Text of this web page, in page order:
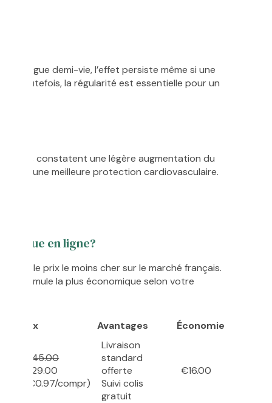
à longue demi-vie, l’effet persiste même si une
Toutefois, la régularité est essentielle pour un
constatent une légère augmentation du
à une meilleure protection cardiovasculaire.
en ligne?
le prix le moins cher sur le marché français.
la formule la plus économique selon votre
Prix Avantages Économie
€45.00
€29.00
(€0.97/compr)
Livraison
standard
offerte
Suivi colis
gratuit
€16.00